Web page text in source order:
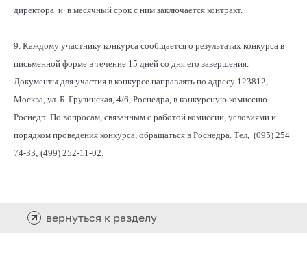
директора и в месячный срок с ним заключается контракт.
9. Каждому участнику конкурса сообщается о результатах конкурса в
письменной форме в течение 15 дней со дня его завершения.
Документы для участия в конкурсе направлять по адресу 123812,
Москва, ул. Б. Грузинская, 4/6, Роснедра, в конкурсную комиссию
Роснедр. По вопросам, связанным с работой комиссии, условиями и
порядком проведения конкурса, обращаться в Роснедра. Тел, (095) 254
74-33; (499) 252-11-02.
вернуться к разделу